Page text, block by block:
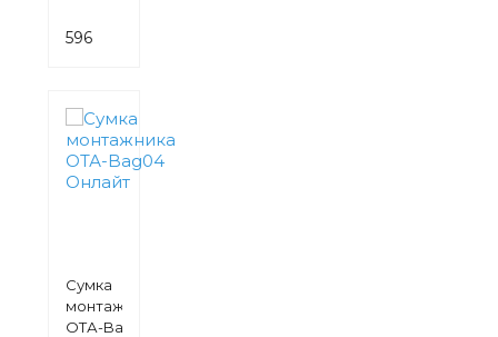
596
Сумка
монтажника
ОТА-Bag04